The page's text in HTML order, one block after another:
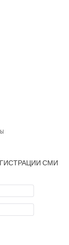
СМИ